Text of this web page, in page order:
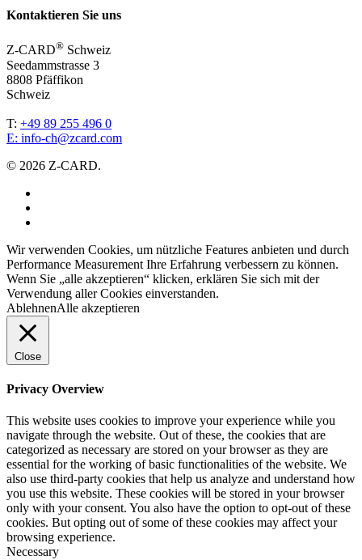
Kontaktieren Sie uns
Z-CARD® Schweiz
Seedammstrasse 3
8808 Pfäffikon
Schweiz
T: +49 89 255 496 0
E: info-ch@zcard.com
© 2026 Z-CARD.
Wir verwenden Cookies, um nützliche Features anbieten und durch
Performance Measurement Ihre Erfahrung verbessern zu können.
Wenn Sie „alle akzeptieren“ klicken, erklären Sie sich mit der
Verwendung aller Cookies einverstanden.
AblehnenAlle akzeptieren
Close
Privacy Overview
This website uses cookies to improve your experience while you
navigate through the website. Out of these, the cookies that are
categorized as necessary are stored on your browser as they are
essential for the working of basic functionalities of the website. We
also use third-party cookies that help us analyze and understand how
you use this website. These cookies will be stored in your browser
only with your consent. You also have the option to opt-out of these
cookies. But opting out of some of these cookies may affect your
browsing experience.
Necessary